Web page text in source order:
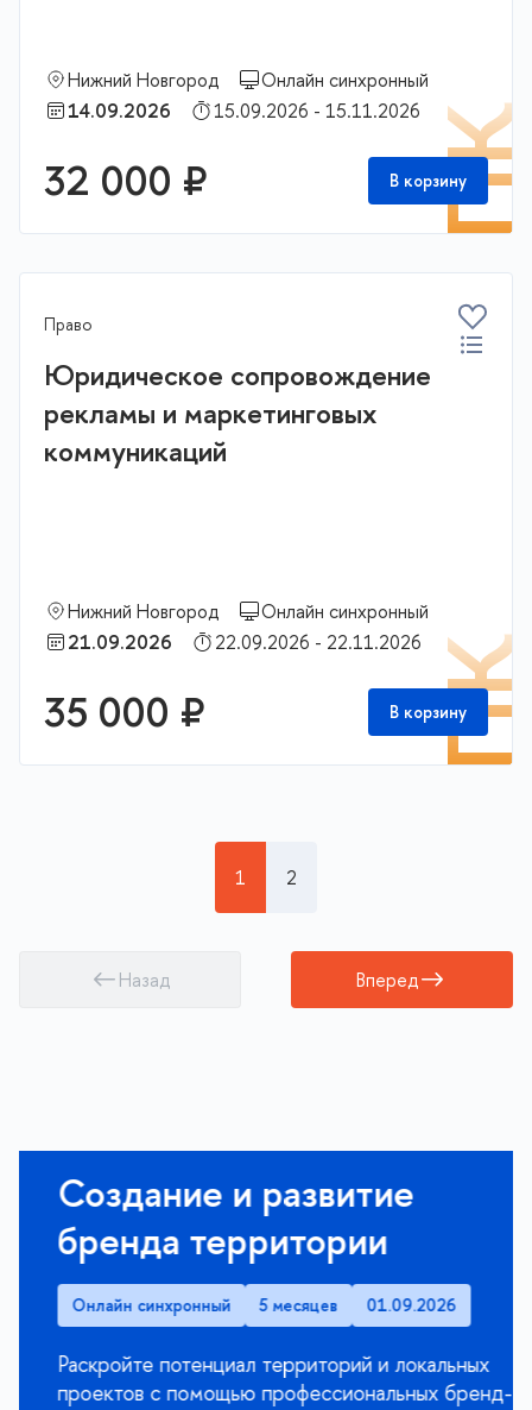
Нижний Новгород
Онлайн синхронный
14.09.2026
15.09.2026 - 15.11.2026
32 000 ₽ В корзину
Право
Юридическое сопровождение
рекламы и маркетинговых
коммуникаций
Нижний Новгород
Онлайн синхронный
21.09.2026
22.09.2026 - 22.11.2026
35 000 ₽ В корзину
Назад
1 2
Вперед
Создание и развитие
бренда территории
Онлайн синхронный 5 месяцев 01.09.2026
Раскройте потенциал территорий и локальных
проектов с помощью профессиональных бренд-